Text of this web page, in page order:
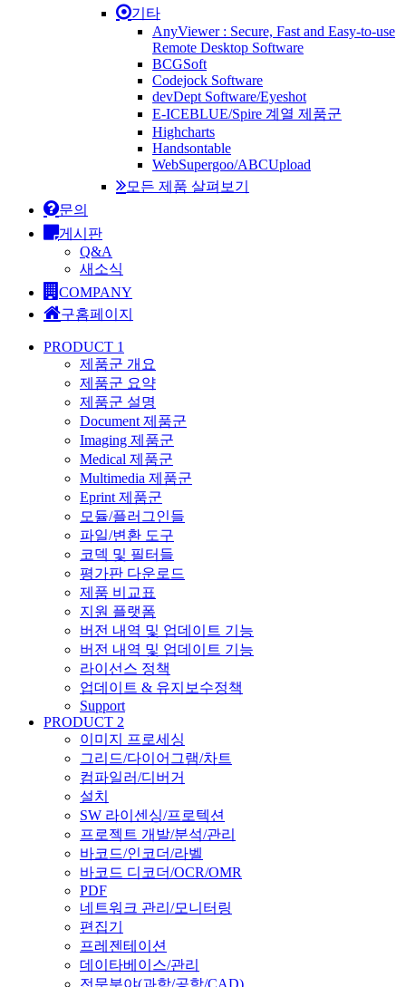
기타
AnyViewer : Secure, Fast and Easy-to-use
Remote Desktop Software
BCGSoft
Codejock Software
devDept Software/Eyeshot
E-ICEBLUE/Spire 계열 제품군
Highcharts
Handsontable
WebSupergoo/ABCUpload
모든 제품 살펴보기
문의
게시판
Q&A
새소식
COMPANY
구홈페이지
PRODUCT 1
제품군 개요
제품군 요약
제품군 설명
Document 제품군
Imaging 제품군
Medical 제품군
Multimedia 제품군
Eprint 제품군
모듈/플러그인들
파일/변환 도구
코덱 및 필터들
평가판 다운로드
제품 비교표
지원 플랫폼
버전 내역 및 업데이트 기능
버전 내역 및 업데이트 기능
라이선스 정책
업데이트 & 유지보수정책
Support
PRODUCT 2
이미지 프로세싱
그리드/다이어그램/차트
컴파일러/디버거
설치
SW 라이센싱/프로텍션
프로젝트 개발/분석/관리
바코드/인코더/라벨
바코드 디코더/OCR/OMR
PDF
네트워크 관리/모니터링
편집기
프레젠테이션
데이타베이스/관리
전문분야(과학/공학/CAD)